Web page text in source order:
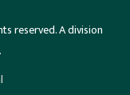
reserved. A division